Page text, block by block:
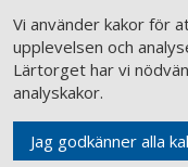
Vi använder kakor för
upplevelsen och
Lärtorget har vi
analyskakor.
Jag godkänner alla